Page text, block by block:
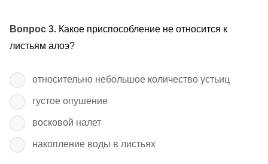
Вопрос 3. Какое приспособление не относится к
листьям алоэ?
относительно небольшое количество устьиц
густое опушение
восковой налет
накопление воды в листьях